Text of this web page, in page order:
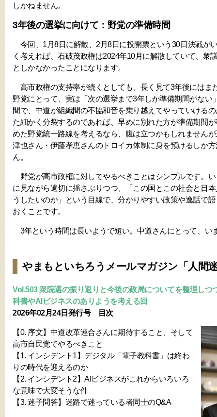
しかねません。
3年後の選挙に向けて：野党の準備時間
今回、1月8日に解散、2月8日に投開票という30日決戦が
く考えれば、石破茂政権は2024年10月に解散していて、衆
としかなかったことになります。
高市政権の支持率が続くとしても、長く見て3年後にはま
野党にとって、実は「次の選挙まで3年しか準備期間がない
間で、中道が組織間の不協和音を乗り越えてやっていける
た細かく分裂するのであれば、早めに別れた方が準備期間
めた野党統一路線を考えるなら、腹は立つかもしれません
津也さん・伊藤孝恵さんのトロイカ体制に身を預けるしか
ん。
野党が高市政権に対してやるべきことはシンプルです。
に見ながら適切に揺さぶりつつ、「この国とこの社会と日
うしたいのか」という目線で、分かりやすい政策や逸話で
おくことです。
3年という時間は長いようで短い。中道さんにとって、い
やまもといちろうメールマガジン「人間
Vol.503 衆院選の振り返りと今後の政局についてを整理しつ
科書やAIビジネスのありようを考える回
2026年02月24日発行号 目次
【0. 序文】中道改革連合さんに期待すること、そして
高市自民党でやるべきこと
【1. インシデント1】デジタル「電子教科書」は終わ
りの時代を迎えるのか
【2. インシデント2】AIビジネスがこれからいろいろ
な意味で大変そうな件
【3. 迷子問答】迷路で迷っている者同士のQ&A